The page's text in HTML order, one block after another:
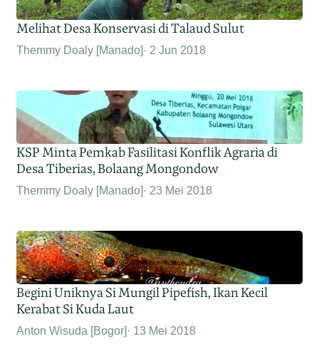
Melihat Desa Konservasi di Talaud Sulut
Themmy Doaly [Manado] 2 Jun 2018
KSP Minta Pemkab Fasilitasi Konflik Agraria di
Desa Tiberias, Bolaang Mongondow
Themmy Doaly [Manado] 23 Mei 2018
Begini Uniknya Si Mungil Pipefish, Ikan Kecil
Kerabat Si Kuda Laut
Anton Wisuda [Bogor] 13 Mei 2018